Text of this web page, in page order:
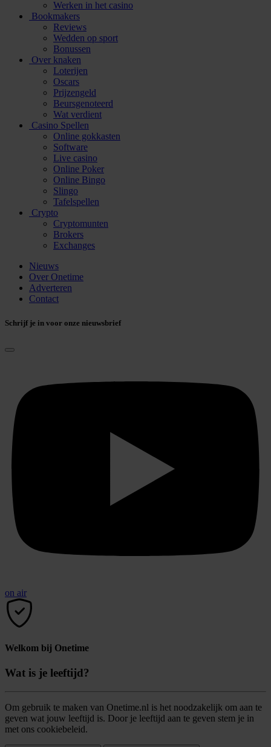
Werken in het casino
Bookmakers
Reviews
Wedden op sport
Bonussen
Over knaken
Loterijen
Oscars
Prijzengeld
Beursgenoteerd
Wat verdient
Casino Spellen
Online gokkasten
Software
Live casino
Online Poker
Online Bingo
Slingo
Tafelspellen
Crypto
Cryptomunten
Brokers
Exchanges
Nieuws
Over Onetime
Adverteren
Contact
Schrijf je in voor onze nieuwsbrief
on air
Welkom bij Onetime
Wat is je leeftijd?
Om gebruik te maken van Onetime.nl is het noodzakelijk om aan te
geven wat jouw leeftijd is. Door je leeftijd aan te geven stem je in
met ons cookiebeleid.